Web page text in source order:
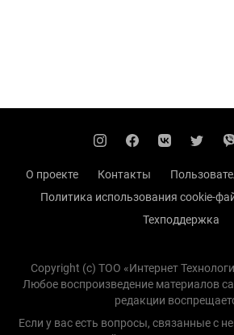
О проекте Контакты
Политика использования cookie-
Техподдержка
Copyright (с) TOO «Интернет
Любое воспроизведение материалов
редакции
Если у вас есть вопросы, связанные с